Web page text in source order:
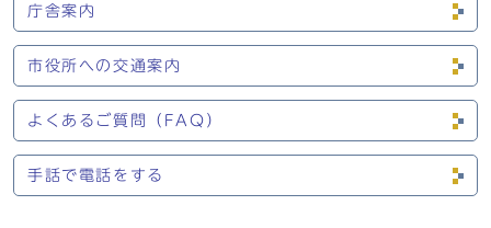
庁舎案内
市役所への交通案内
よくあるご質問（FAQ）
手話で電話をする